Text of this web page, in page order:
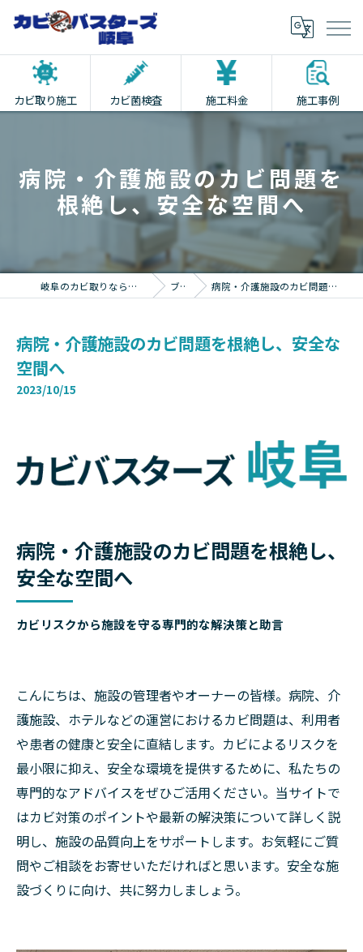
カビ取り施工 カビ菌検査 施工料金 施工事例
病院・介護施設のカビ問題を
根絶し、安全な空間へ
岐阜のカビ取りならカビバスターズ岐阜 ブログ 病院・介護施設のカビ問題を根絶し、安全な空間へ
病院・介護施設のカビ問題を根絶し、安全な
空間へ
2023/10/15
病院・介護施設のカビ問題を根絶し、
安全な空間へ
カビリスクから施設を守る専門的な解決策と助言
こんにちは、施設の管理者やオーナーの皆様。病院、介
護施設、ホテルなどの運営におけるカビ問題は、利用者
や患者の健康と安全に直結します。カビによるリスクを
最小限に抑え、安全な環境を提供するために、私たちの
専門的なアドバイスをぜひご活用ください。当サイトで
はカビ対策のポイントや最新の解決策について詳しく説
明し、施設の品質向上をサポートします。お気軽にご質
問やご相談をお寄せいただければと思います。安全な施
設づくりに向け、共に努力しましょう。